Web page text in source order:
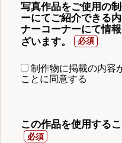
写真作品をご使用の
ーにてご紹介できる
ナーコーナーにて情
ざいます。
制作物に掲載の内容
ことに同意する
この作品を使用する